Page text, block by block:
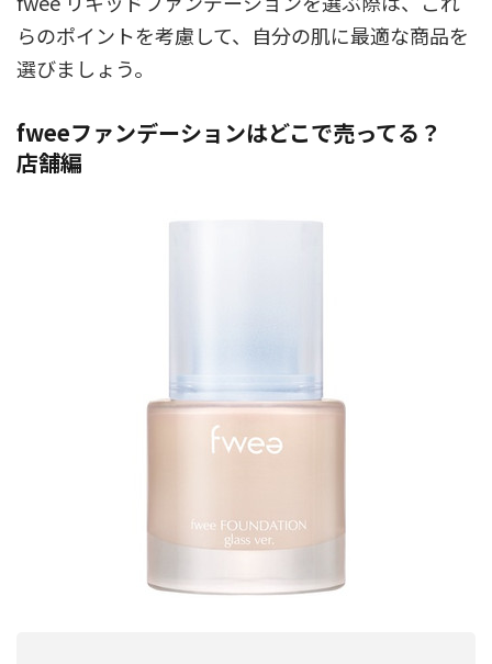
らのポイントを考慮して、自分の肌に最適な商品を
選びましょう。
fweeファンデーションはどこで売ってる？
店舗編